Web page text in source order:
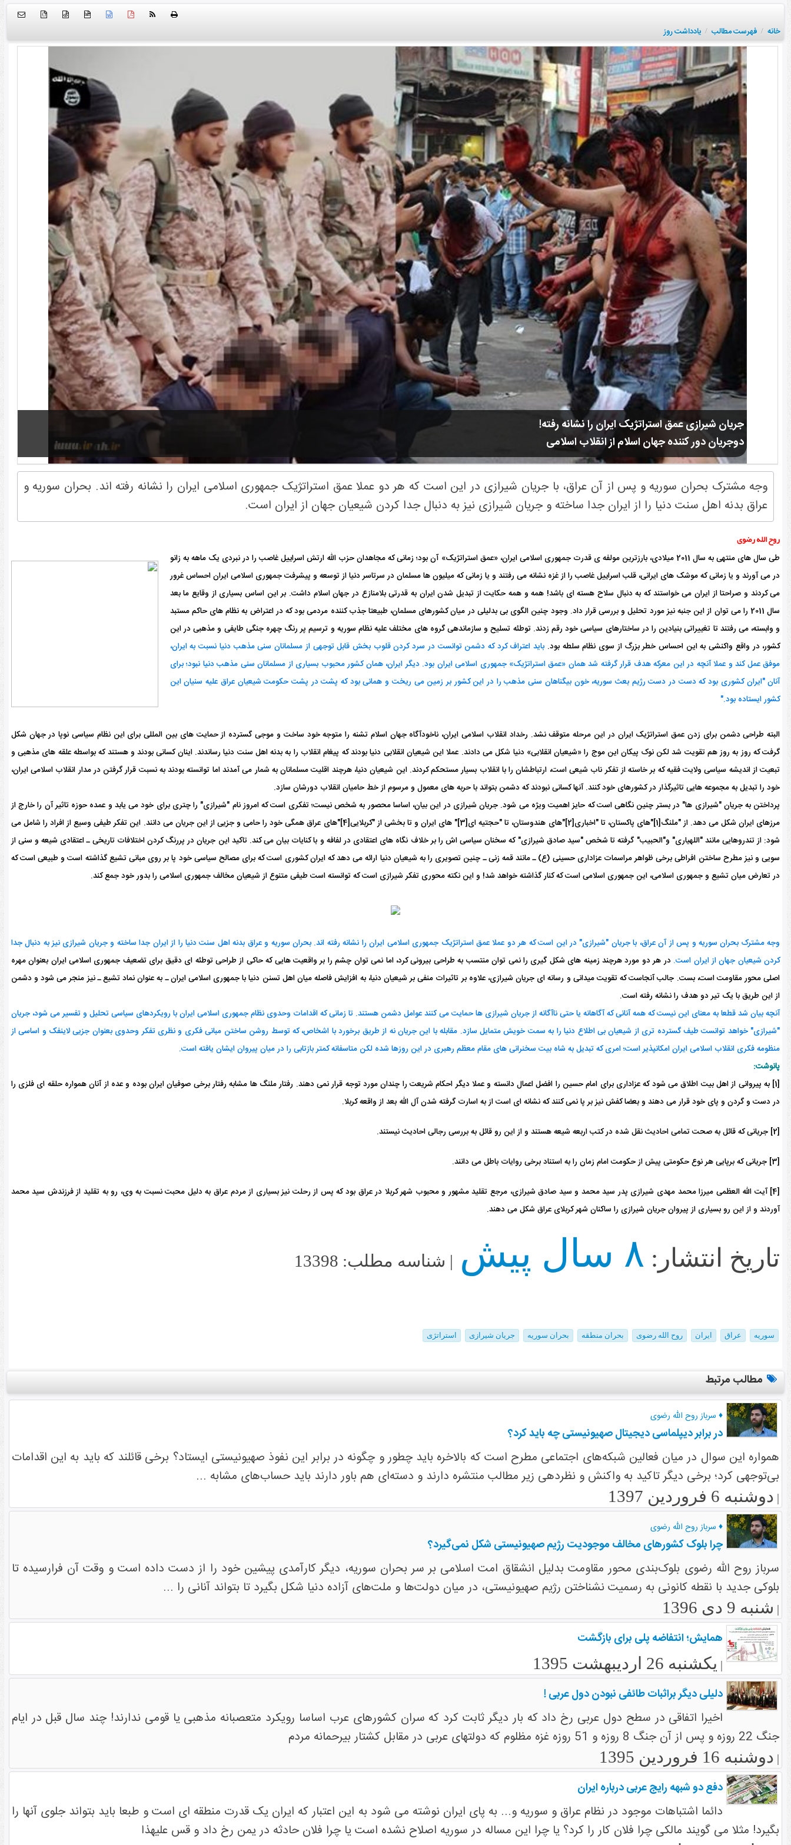
htm
{ }
خانه / فهرست مطالب / یادداشت روز
جریان شیرازی عمق استراتژیک ایران را نشانه رفته!
دوجریان دور کننده جهان اسلام از انقلاب اسلامی
وجه مشترک بحران سوریه و پس از آن عراق، با جریان شیرازی در این است که هر دو عملا عمق استراتژیک جمهوری اسلامی ایران را نشانه رفته اند. بحران سوریه و
عراق بدنه اهل سنت دنیا را از ایران جدا ساخته و جریان شیرازی نیز به دنبال جدا کردن شیعیان جهان از ایران است.
روح الله رضوی
طی سال های منتهی به سال 2011 میلادی، بارزترین مولفه ی قدرت جمهوری اسلامی ایران، «عمق استراتژیک» آن بود؛ زمانی که مجاهدان حزب الله ارتش اسراییل غاصب را در نبردی یک ماهه به زانو
در می آورند و یا زمانی که موشک های ایرانی، قلب اسراییل غاصب را از غزه نشانه می رفتند و یا زمانی که میلیون ها مسلمان در سرتاسر دنیا از توسعه و پیشرفت جمهوری اسلامی ایران احساس غرور
می کردند و صراحتا از ایران می خواستند که به دنبال سلاح هسته ای باشد! همه و همه حکایت از تبدیل شدن ایران به قدرتی بلامنازع در جهان اسلام داشت. بر این اساس بسیاری از وقایع ما بعد
سال 2011 را می توان از این جنبه نیز مورد تحلیل و بررسی قرار داد. وجود چنین الگوی بی بدلیلی در میان کشورهای مسلمان، طبیعتا جذب کننده مردمی بود که در اعتراض به نظام های حاکم مستبد
و وابسته، می رفتند تا تغییراتی بنیادین را در ساختارهای سیاسی خود رقم زدند. توطئه تسلیح و سازماندهی گروه های مختلف علیه نظام سوریه و ترسیم پر رنگ چهره جنگی طایفی و مذهبی در این
کشور، در واقع واکنشی به این احساس خطر بزرگ از سوی نظام سلطه بود. باید اعتراف کرد که دشمن توانست در سرد کردن قلوب بخش قابل توجهی از مسلمانان سنی مذهب دنیا نسبت به ایران،
موفق عمل کند و عملا آنچه در این معرکه هدف قرار گرفته شد همان «عمق استراتژیک» جمهوری اسلامی ایران بود. دیگر ایران، همان کشور محبوب بسیاری از مسلمانان سنی مذهب دنیا نبود؛ برای
آنان "ایران کشوری بود که دست در دست رژیم بعث سوریه، خون بیگناهان سنی مذهب را در این کشور بر زمین می ریخت و همانی بود که پشت در پشت حکومت شیعیان عراق علیه سنیان این
کشور ایستاده بود."
البته طراحی دشمن برای زدن عمق استراتژیک ایران در این مرحله متوقف نشد. رخداد انقلاب اسلامی ایران، ناخودآگاه جهان اسلام تشنه را متوجه خود ساخت و موجی گسترده از حمایت های بین المللی برای این نظام سیاسی نوپا در جهان شکل
گرفت که روز به روز هم تقویت شد لکن نوک پیکان این موج را «شیعیان انقلابی» دنیا شکل می دادند. عملا این شیعیان انقلابی دنیا بودند که پیغام انقلاب را به بدنه اهل سنت دنیا رساندند. اینان کسانی بودند و هستند که بواسطه علقه های مذهبی و
تبعیت از اندیشه سیاسی ولایت فقیه که بر خاسته از تفکر ناب شیعی است، ارتباطشان را با انقلاب بسیار مستحکم کردند. این شیعیان دنیا، هرچند اقلیت مسلمانان به شمار می آمدند اما توانسته بودند به نسبت قرار گرفتن در مدار انقلاب اسلامی ایران،
خود را تبدیل به مجموعه هایی تاثیرگذار در کشورهای خود کنند. آنها کسانی نبودند که دشمن بتواند با حربه های معمول و مرسوم از خط حامیان انقلاب دورشان سازد.
پرداختن به جریان "شیرازی ها" در بستر چنین نگاهی است که حایز اهمیت ویژه می شود. جریان شیرازی در این بیان، اساسا محصور به شخص نیست؛ تفکری است که امروز نام "شیرازی" را چتری برای خود می یابد و عمده حوزه تاثیر آن را خارج از
مرزهای ایران شکل می دهد. از "ملنگ[1]"های پاکستان، تا "اخباری[2]"های هندوستان، تا "حجتیه ای[3]" های ایران و تا بخشی از "کربلایی[4]"های عراق همگی خود را حامی و جزیی از این جریان می دانند. این تفکر طیفی وسیع از افراد را شامل می
شود: از تندروهایی مانند "اللهیاری" و"الحبیب" گرفته تا شخص "سید صادق شیرازی" که سخنان سیاسی اش را بر خلاف نگاه های اعتقادی در لفافه و با کنایات بیان می کند. تاکید این جریان در پررنگ کردن اختلافات تاریخی ـ اعتقادی شیعه و سنی از
سویی و نیز مطرح ساختن افراطی برخی ظواهر مراسمات عزاداری حسینی (ع) ـ مانند قمه زنی ـ چنین تصویری را به شیعیان دنیا ارائه می دهد که ایران کشوری است که برای مصالح سیاسی خود پا بر روی مبانی تشیع گذاشته است و طبیعی است که
در تعارض میان تشیع و جمهوری اسلامی، این جمهوری اسلامی است که کنار گذاشته خواهد شد! و این نکته محوری تفکر شیرازی است که توانسته است طیفی متنوع از شیعیان مخالف جمهوری اسلامی را بدور خود جمع کند.
وجه مشترک بحران سوریه و پس از آن عراق، با جریان "شیرازی" در این است که هر دو عملا عمق استراتژیک جمهوری اسلامی ایران را نشانه رفته اند. بحران سوریه و عراق بدنه اهل سنت دنیا را از ایران جدا ساخته و جریان شیرازی نیز به دنبال جدا
کردن شیعیان جهان از ایران است. در هر دو مورد هرچند زمینه های شکل گیری را نمی توان منتسب به طراحی بیرونی کرد، اما نمی توان چشم را بر واقعیت هایی که حاکی از طراحی توطئه ای دقیق برای تضعیف جمهوری اسلامی ایران بعنوان مهره
اصلی محور مقاومت است، بست. جالب آنجاست که تقویت میدانی و رسانه ای جریان شیرازی، علاوه بر تاثیرات منفی بر شیعیان دنیا، به افزایش فاصله میان اهل تسنن دنیا با جمهوری اسلامی ایران ـ به عنوان نماد تشیع ـ نیز منجر می شود و دشمن
از این طریق با یک تیر دو هدف را نشانه رفته است.
آنچه بیان شد قطعا به معنای این نیست که همه آنانی که آگاهانه یا حتی ناآگانه از جریان شیرازی ها حمایت می کنند عوامل دشمن هستند. تا زمانی که اقدامات وحدوی نظام جمهوری اسلامی ایران با رویکردهای سیاسی تحلیل و تفسیر می شود، جریان
"شیرازی" خواهد توانست طیف گسترده تری از شیعیان بی اطلاع دنیا را به سمت خویش متمایل سازد. مقابله با این جریان نه از طریق برخورد با اشخاص، که توسط روشن ساختن مبانی فکری و نظری تفکر وحدوی بعنوان جزیی لاینفک و اساسی از
منظومه فکری انقلاب اسلامی ایران امکانپذیر است؛ امری که تبدیل به شاه بیت سخنرانی های مقام معظم رهبری در این روزها شده لکن متاسفانه کمتر بازتابی را در میان پیروان ایشان یافته است.
پانوشت:
[1] به پیروانی از اهل بیت اطلاق می شود که عزاداری برای امام حسین را افضل اعمال دانسته و عملا دیگر احکام شریعت را چندان مورد توجه قرار نمی دهند. رفتار ملنگ ها مشابه رفتار برخی صوفیان ایران بوده و عده از آنان همواره حلقه ای فلزی را
در دست و گردن و پای خود قرار می دهند و بعضا کفش نیز بر پا نمی کنند که نشانه ای است از به اسارت گرفته شدن آل الله بعد از واقعه کربلا.
[2] جریانی که قائل به صحت تمامی احادیث نقل شده در کتب اربعه شیعه هستند و از این رو قائل به بررسی رجالی احادیث نیستند.
[3] جریانی که برپایی هر نوع حکومتی پیش از حکومت امام زمان را به استناد برخی روایات باطل می دانند.
[4] آیت الله العظمی میرزا محمد مهدی شیرازی پدر سید محمد و سید صادق شیرازی، مرجع تقلید مشهور و محبوب شهر کربلا در عراق بود که پس از رحلت نیز بسیاری از مردم عراق به دلیل محبت نسبت به وی، رو به تقلید از فرزندش سید محمد
آوردند و از این رو بسیاری از پیروان جریان شیرازی را ساکنان شهر کربلای عراق شکل می دهند.
تاریخ انتشار: ۸ سال پیش | شناسه مطلب: 13398
سوریه عراق ایران روح الله رضوی بحران منطقه بحران سوریه جریان شیرازی استراتژی
مطالب مرتبط
♦ سرباز روح الله رضوی
در برابر دیپلماسی دیجیتال صهیونیستی چه باید کرد؟
همواره این سوال در میان فعالین شبکه‌های اجتماعی مطرح است که بالاخره باید چطور و چگونه در برابر این نفوذ صهیونیستی ایستاد؟ برخی قائلند که باید به این اقدامات
بی‌توجهی کرد؛ برخی دیگر تاکید به واکنش و نظردهی زیر مطالب منتشره دارند و دسته‌ای هم باور دارند باید حساب‌های مشابه ...
| دوشنبه 6 فروردین 1397
♦ سرباز روح الله رضوی
چرا بلوک کشورهای مخالف موجودیت رژیم صهیونیستی شکل نمی‌گیرد؟
سرباز روح الله رضوی بلوک‌بندی محور مقاومت بدلیل انشقاق امت اسلامی بر سر بحران سوریه، دیگر کارآمدی پیشین خود را از دست داده است و وقت آن فرارسیده تا
بلوکی جدید با نقطه کانونی به رسمیت نشناختن رژیم صهیونیستی، در میان دولت‌ها و ملت‌های آزاده دنیا شکل بگیرد تا بتواند آنانی را ...
| شنبه 9 دی 1396
همایش؛ انتفاضه پلی برای بازگشت
| یکشنبه 26 اردیبهشت 1395
دلیلی دیگر براثبات طائفی نبودن دول عربی !
اخیرا اتفاقی در سطح دول عربی رخ داد که بار دیگر ثابت کرد که سران کشورهای عرب اساسا رویکرد متعصبانه مذهبی یا قومی ندارند! چند سال قبل در ایام
جنگ 22 روزه و پس از آن جنگ 8 روزه و 51 روزه غزه مظلوم که دولتهای عربی در مقابل کشتار بیرحمانه مردم
| دوشنبه 16 فروردین 1395
دفع دو شبهه رایج عربی درباره ایران
دائما اشتباهات موجود در نظام عراق و سوریه و... به پای ایران نوشته می شود به این اعتبار که ایران یک قدرت منطقه ای است و طبعا باید بتواند جلوی آنها را
بگیرد! مثلا می گویند مالکی چرا فلان کار را کرد؟ یا چرا این مساله در سوریه اصلاح نشده است یا چرا فلان حادثه در یمن رخ داد و قس علیهذا